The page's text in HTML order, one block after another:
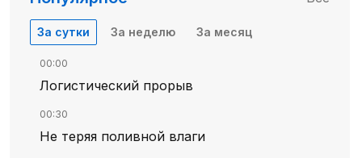
За сутки За неделю За месяц
00:00
Логистический прорыв
00:30
Не теряя поливной влаги